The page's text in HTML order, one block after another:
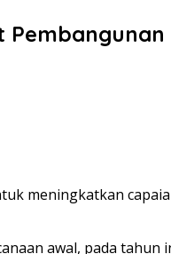
meningkatkan
awal, pada